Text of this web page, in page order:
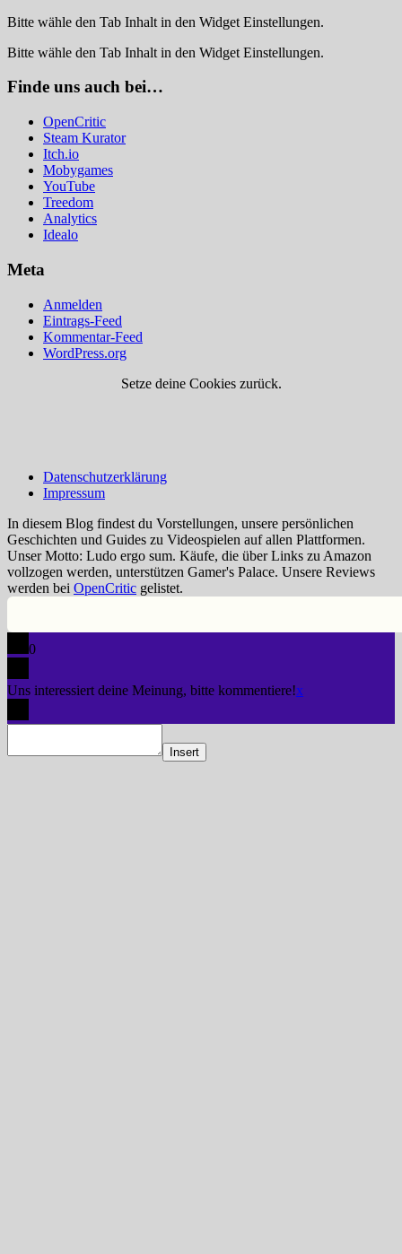
Bitte wähle den Tab Inhalt in den Widget Einstellungen.
Bitte wähle den Tab Inhalt in den Widget Einstellungen.
Finde uns auch bei…
OpenCritic
Steam Kurator
Itch.io
Mobygames
YouTube
Treedom
Analytics
Idealo
Meta
Anmelden
Eintrags-Feed
Kommentar-Feed
WordPress.org
Setze deine Cookies zurück.
Datenschutzerklärung
Impressum
In diesem Blog findest du Vorstellungen, unsere persönlichen
Geschichten und Guides zu Videospielen auf allen Plattformen.
Unser Motto: Ludo ergo sum. Käufe, die über Links zu Amazon
vollzogen werden, unterstützen Gamer's Palace. Unsere Reviews
werden bei OpenCritic gelistet.
0
Uns interessiert deine Meinung, bitte kommentiere!x
Insert